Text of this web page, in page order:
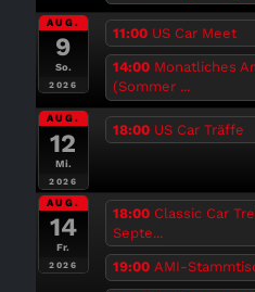
AUG.
9
So.
2026
11:00 US Car Meet
14:00 Monatliches
(Sommer ...
AUG.
12
Mi.
2026
18:00 US Car Träffe
AUG.
14
Fr.
2026
18:00 Classic Car
Septe...
19:00 AMI-